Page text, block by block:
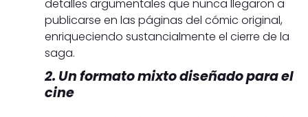
detalles argumentales que nunca llegaron a
publicarse en las páginas del cómic original,
enriqueciendo sustancialmente el cierre de la
saga.
2. Un formato mixto diseñado para el
cine